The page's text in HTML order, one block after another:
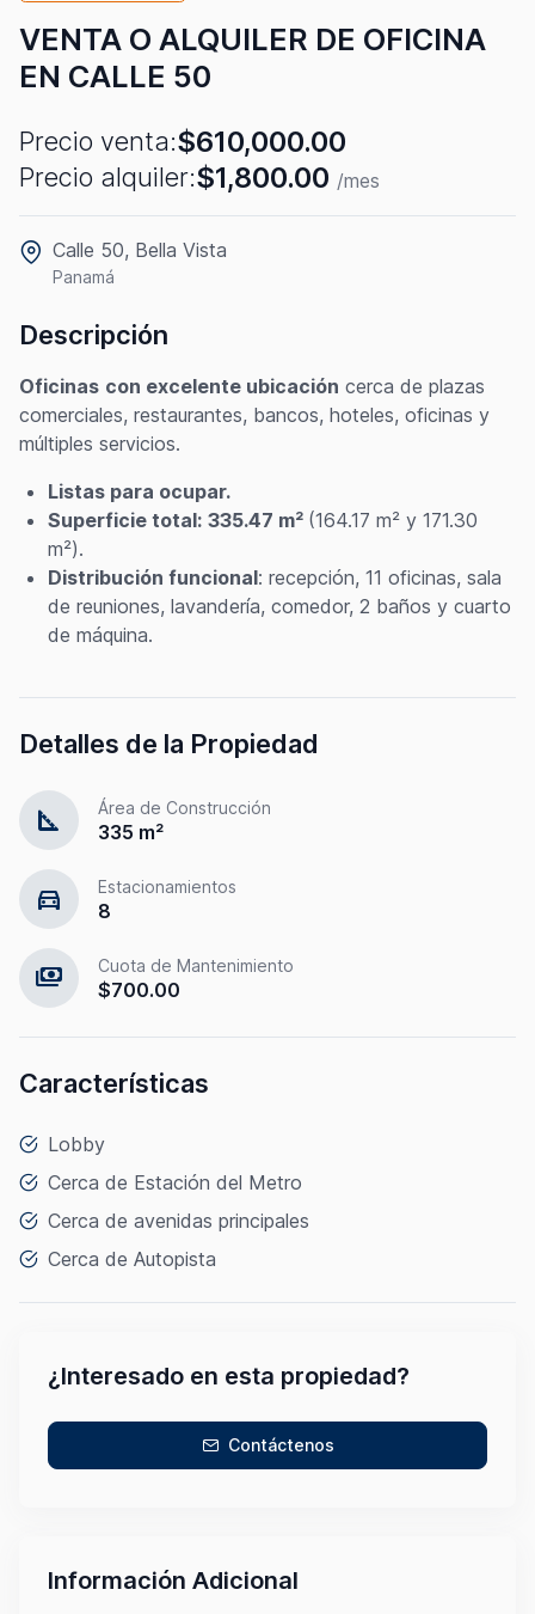
VENTA O ALQUILER DE OFICINA
EN CALLE 50
Precio venta:$610,000.00
Precio alquiler:$1,800.00 /mes
Calle 50, Bella Vista
Panamá
Descripción
Oficinas con excelente ubicación cerca de plazas
comerciales, restaurantes, bancos, hoteles, oficinas y
múltiples servicios.
Listas para ocupar.
Superficie total: 335.47 m² (164.17 m² y 171.30
m²).
Distribución funcional: recepción, 11 oficinas, sala
de reuniones, lavandería, comedor, 2 baños y cuarto
de máquina.
Detalles de la Propiedad
square_foot Área de Construcción
335 m²
directions_car Estacionamientos
8
payments Cuota de Mantenimiento
$700.00
Características
Lobby
Cerca de Estación del Metro
Cerca de avenidas principales
Cerca de Autopista
¿Interesado en esta propiedad?
Contáctenos
Información Adicional